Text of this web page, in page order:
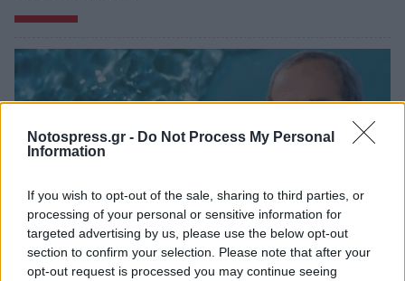
Notospress.gr - Do Not Process My Personal
Information
If you wish to opt-out of the sale, sharing to third parties, or
processing of your personal or sensitive information for
targeted advertising by us, please use the below opt-out
section to confirm your selection. Please note that after your
opt-out request is processed you may continue seeing